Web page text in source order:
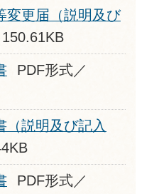
変更届（説明及び
PDF形式／
（説明及び記入
PDF形式／